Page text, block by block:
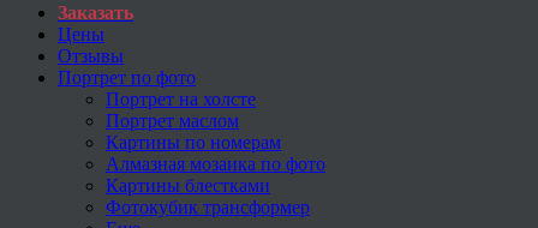
Заказать
Цены
Отзывы
Портрет по фото
Портрет на холсте
Портрет маслом
Картины по номерам
Алмазная мозаика по фото
Картины блестками
Фотокубик трансформер